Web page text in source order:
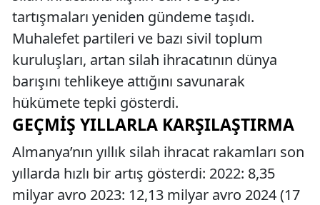
tartışmaları yeniden gündeme taşıdı.
Muhalefet partileri ve bazı sivil toplum
kuruluşları, artan silah ihracatının dünya
barışını tehlikeye attığını savunarak
hükümete tepki gösterdi.
GEÇMIŞ YILLARLA KARŞILAŞTIRMA
Almanya’nın yıllık silah ihracat rakamları son
yıllarda hızlı bir artış gösterdi: 2022: 8,35
milyar avro 2023: 12,13 milyar avro 2024 (17